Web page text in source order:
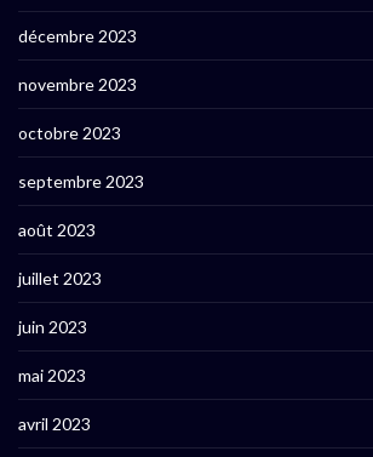
décembre 2023
novembre 2023
octobre 2023
septembre 2023
août 2023
juillet 2023
juin 2023
mai 2023
avril 2023